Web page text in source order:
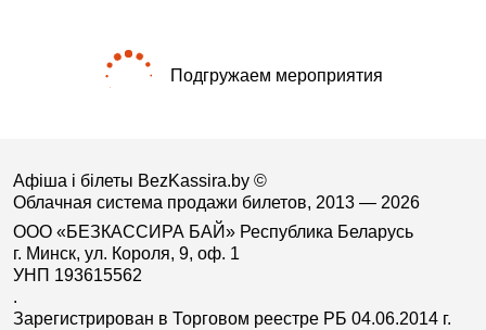
Подгружаем мероприятия
Афіша і білеты BezKassira.by ©
Облачная система продажи билетов, 2013 — 2026
ООО «БЕЗКАССИРА БАЙ» Республика Беларусь
г. Минск, ул. Короля, 9, оф. 1
УНП 193615562
.
Зарегистрирован в Торговом реестре РБ 04.06.2014 г.